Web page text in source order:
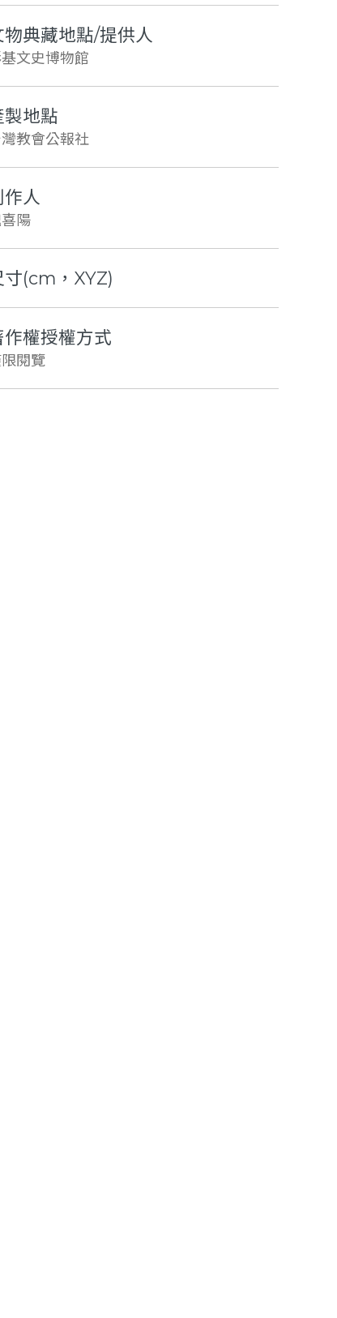
物典藏地點/提供人
文史博物館
製地點
教會公報社
作人
陽
寸(cm，XYZ)
作權授權方式
閱覽